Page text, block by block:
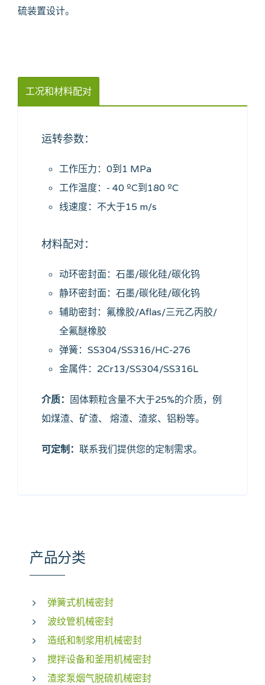
硫装置设计。
工况和材料配对
运转参数：
工作压力：0到1 MPa
工作温度：- 40 ºC到180 ºC
线速度：不大于15 m/s
材料配对：
动环密封面：石墨/碳化硅/碳化钨
静环密封面：石墨/碳化硅/碳化钨
辅助密封：氟橡胶/Aflas/三元乙丙胶/
全氟醚橡胶
弹簧：SS304/SS316/HC-276
金属件：2Cr13/SS304/SS316L
介质： 固体颗粒含量不大于25%的介质，例
如煤渣、矿渣、 熔渣、渣浆、铝粉等。
可定制： 联系我们提供您的定制需求。
产品分类
弹簧式机械密封
波纹管机械密封
造纸和制浆用机械密封
搅拌设备和釜用机械密封
渣浆泵烟气脱硫机械密封